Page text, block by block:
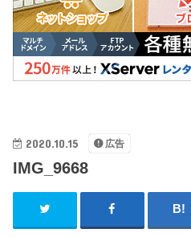
2020.10.15 広告
IMG_9668